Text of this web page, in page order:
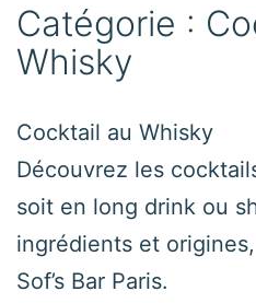
Catégorie :
Whisky
Cocktail au Whisky
Découvrez les
soit en long drink ou
ingrédients et
Sof’s Bar Paris.